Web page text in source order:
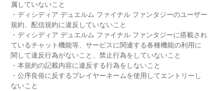
属していないこと
・ディシディア デュエルム ファイナル ファンタジーのユーザー
規約、配信規約に違反していないこと
・ディシディア デュエルム ファイナル ファンタジーに搭載され
ているチャット機能等、サービスに関連する各種機能の利用に
関して違反行為がないこと、禁止行為をしていないこと
・本規約の記載内容に違反する行為をしないこと
・公序良俗に反するプレイヤーネームを使用してエントリーし
ないこと